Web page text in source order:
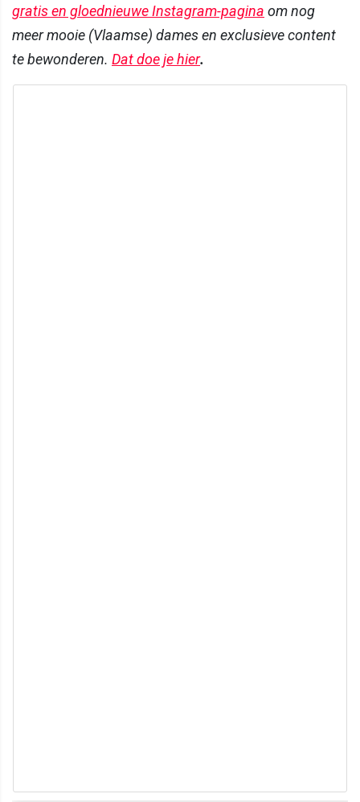
gratis en gloednieuwe Instagram-pagina om nog
meer mooie (Vlaamse) dames en exclusieve content
te bewonderen. Dat doe je hier.